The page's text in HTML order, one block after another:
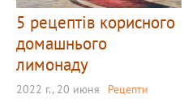
5 рецептів корисного
домашнього
лимонаду
2022 г., 20 июня Рецепти